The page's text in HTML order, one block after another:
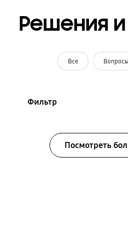
Решения
Все
Фильтр
Посмотреть